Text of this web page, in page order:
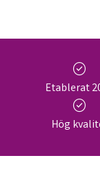
check_circle
Etablerat
check_circle
Hög